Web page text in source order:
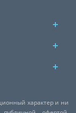
характер и ни